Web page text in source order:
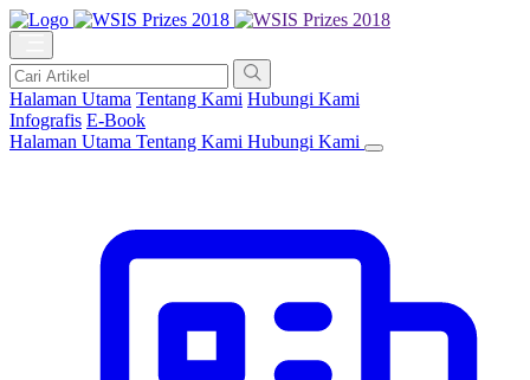
Halaman Utama Tentang Kami Hubungi Kami
Infografis E-Book
Halaman Utama Tentang Kami Hubungi Kami